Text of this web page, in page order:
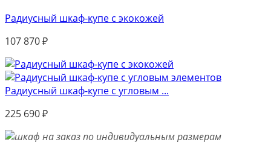
Радиусный шкаф-купе с экокожей
107 870₽
Радиусный шкаф-купе с угловым ...
225 690₽